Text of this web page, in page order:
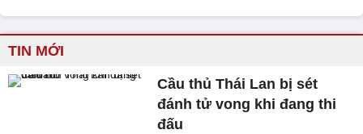
TIN MỚI
Cầu thủ Thái Lan bị sét
đánh tử vong khi đang thi
đấu